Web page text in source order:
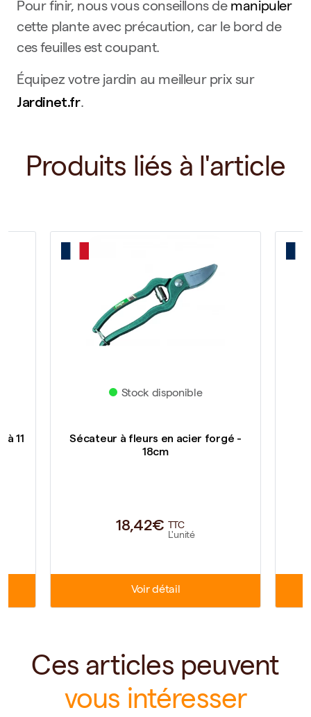
Pour finir, nous vous conseillons de manipuler
cette plante avec précaution, car le bord de
ces feuilles est coupant.
Équipez votre jardin au meilleur prix sur
Jardinet.fr.
Produits liés à l'article
11
Stock disponible
Sécateur à fleurs en acier forgé -
18cm
18,42€
TTC
L'unité
Voir détail
Ces articles peuvent
vous intéresser